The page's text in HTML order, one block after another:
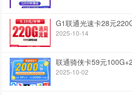
G1联通光速卡28元
2025-10-14
联通骑侠卡59元
2025-10-02